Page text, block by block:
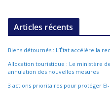
Articles récents
Biens détournés : L’État accélère la
Allocation touristique : Le ministère
annulation des nouvelles mesures
3 actions prioritaires pour protéger